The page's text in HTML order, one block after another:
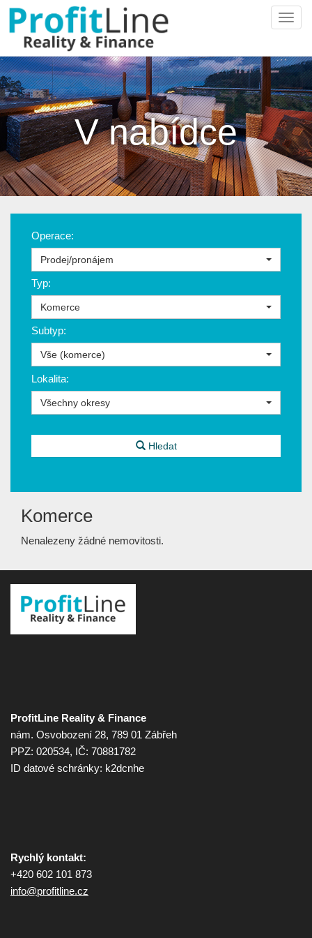
V nabídce
Operace:
Prodej/pronájem
Typ:
Komerce
Subtyp:
Vše (komerce)
Lokalita:
Všechny okresy
Hledat
Komerce
Nenalezeny žádné nemovitosti.
ProfitLine Reality & Finance
nám. Osvobození 28, 789 01 Zábřeh
PPZ: 020534, IČ: 70881782
ID datové schránky: k2dcnhe
Rychlý kontakt:
+420 602 101 873
info@profitline.cz